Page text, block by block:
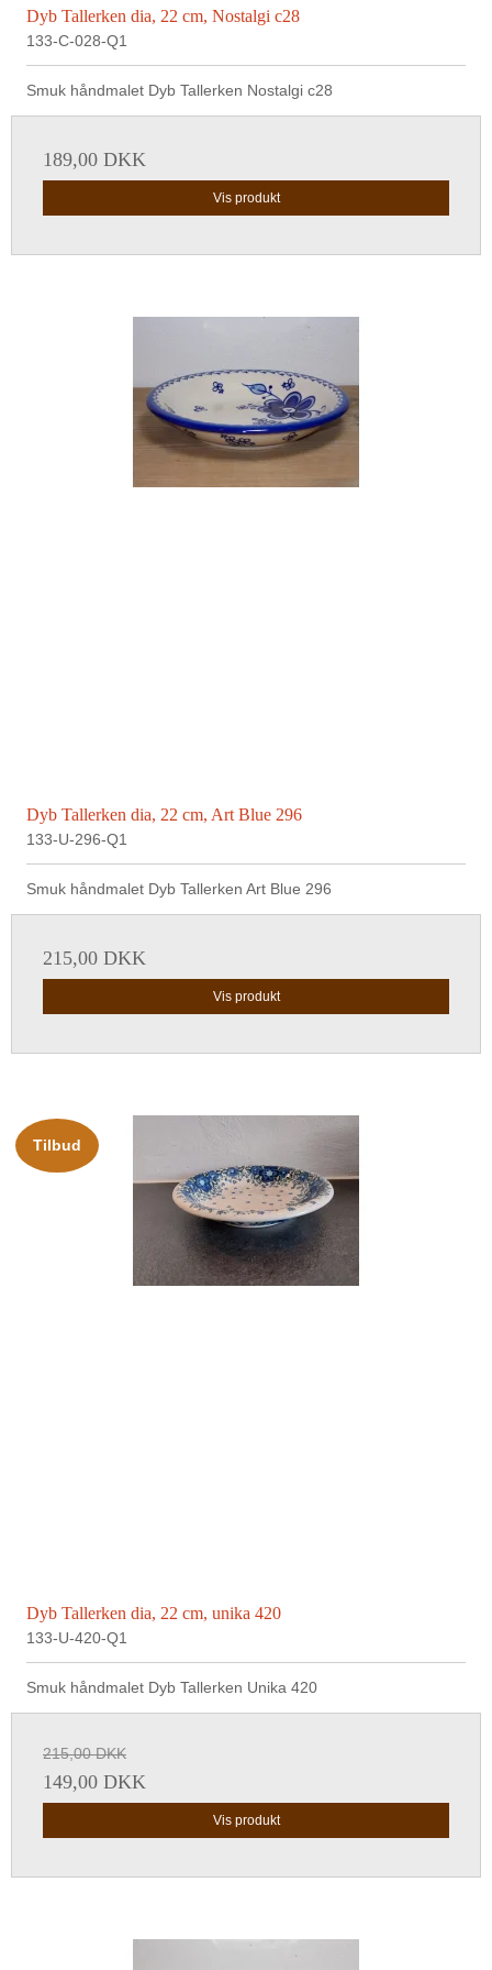
Dyb Tallerken dia, 22 cm, Nostalgi c28
133-C-028-Q1
Smuk håndmalet Dyb Tallerken Nostalgi c28
189,00 DKK
Vis produkt
Dyb Tallerken dia, 22 cm, Art Blue 296
133-U-296-Q1
Smuk håndmalet Dyb Tallerken Art Blue 296
215,00 DKK
Vis produkt
Tilbud
Dyb Tallerken dia, 22 cm, unika 420
133-U-420-Q1
Smuk håndmalet Dyb Tallerken Unika 420
215,00 DKK
149,00 DKK
Vis produkt